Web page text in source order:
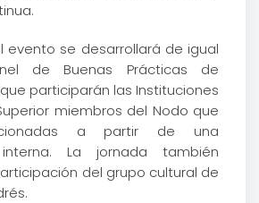
evento se desarrollará de igual
de Buenas Prácticas de
participarán las Instituciones
miembros del Nodo que
a partir de una
La jornada también
del grupo cultural de